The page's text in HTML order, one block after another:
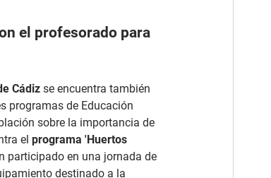
el profesorado para
Cádiz se encuentra también
programas de Educación
sobre la importancia de
el programa 'Huertos
participado en una jornada de
destinado a la